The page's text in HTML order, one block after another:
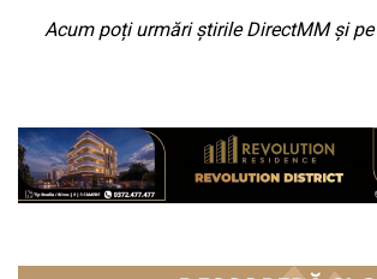
Acum poți urmări știrile DirectMM și pe